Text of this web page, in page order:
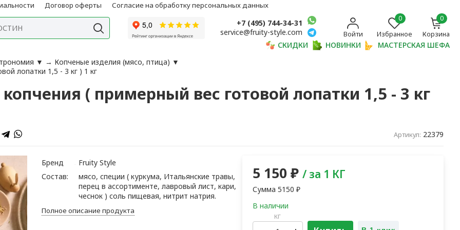
Договор оферты Согласие на обработку персональных данных
+7 (495) 744-34-31
service@fruity-style.com
Войти
0
Избранное
0
Корзина
СКИДКИ НОВИНКИ
МАСТЕРСКАЯ ШЕФА
▼ → Копченые изделия (мясо, птица) ▼
лопатки 1,5 - 3 кг ) 1 кг
копчения ( примерный вес готовой лопатки 1,5 - 3 кг
Артикул: 22379
Бренд
Fruity Style
Состав:
мясо, специи ( куркума, Итальянские травы,
перец в ассортименте, лавровый лист, кари,
чеснок ) соль пищевая, нитрит натрия.
Полное описание продукта
5 150 ₽ / за 1 КГ
Сумма 5150 ₽
кг